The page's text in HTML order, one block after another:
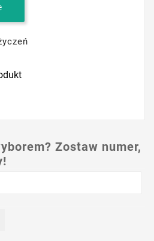
Zostaw numer,